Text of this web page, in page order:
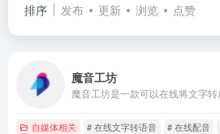
排序 发布 更新 浏览 点赞
魔音工坊
自媒体相关 # 在线文字转语音 # 在线配音